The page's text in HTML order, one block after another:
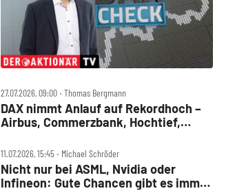
27.07.2026, 09:00 ‧ Thomas Bergmann
DAX nimmt Anlauf auf Rekordhoch –
Airbus, Commerzbank, Hochtief,
11.07.2026, 15:45 ‧ Michael Schröder
Nicht nur bei ASML, Nvidia oder
Infineon: Gute Chancen gibt es immer